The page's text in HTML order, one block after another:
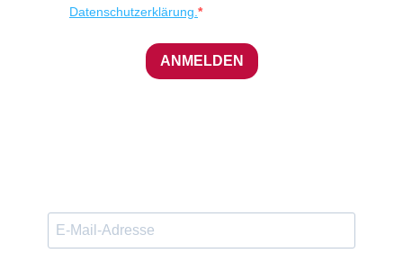
Datenschutzerklärung.
ANMELDEN